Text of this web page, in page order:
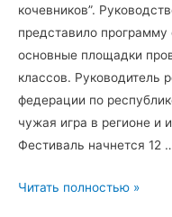
кочевников”.
представило программу
основные площадки
классов. Руководитель
федерации по
чужая игра в регионе и
Фестиваль начнется 12
В
Читать полностью »